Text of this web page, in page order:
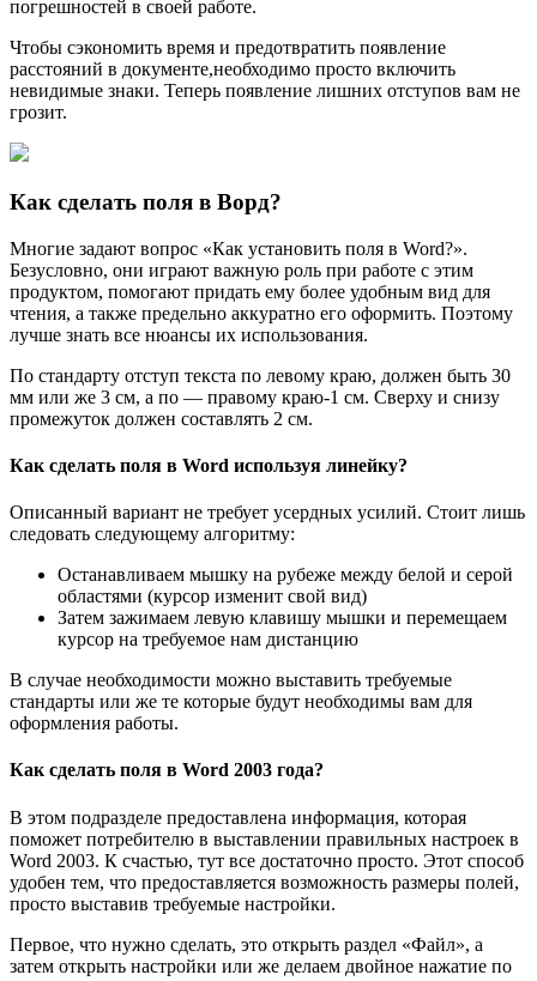
погрешностей в своей работе.
Чтобы сэкономить время и предотвратить появление
расстояний в документе,необходимо просто включить
невидимые знаки. Теперь появление лишних отступов вам не
грозит.
Как сделать поля в Ворд?
Многие задают вопрос «Как установить поля в Word?».
Безусловно, они играют важную роль при работе с этим
продуктом, помогают придать ему более удобным вид для
чтения, а также предельно аккуратно его оформить. Поэтому
лучше знать все нюансы их использования.
По стандарту отступ текста по левому краю, должен быть 30
мм или же 3 см, а по — правому краю-1 см. Сверху и снизу
промежуток должен составлять 2 см.
Как сделать поля в Word используя линейку?
Описанный вариант не требует усердных усилий. Стоит лишь
следовать следующему алгоритму:
Останавливаем мышку на рубеже между белой и серой
областями (курсор изменит свой вид)
Затем зажимаем левую клавишу мышки и перемещаем
курсор на требуемое нам дистанцию
В случае необходимости можно выставить требуемые
стандарты или же те которые будут необходимы вам для
оформления работы.
Как сделать поля в Word 2003 года?
В этом подразделе предоставлена информация, которая
поможет потребителю в выставлении правильных настроек в
Word 2003. К счастью, тут все достаточно просто. Этот способ
удобен тем, что предоставляется возможность размеры полей,
просто выставив требуемые настройки.
Первое, что нужно сделать, это открыть раздел «Файл», а
затем открыть настройки или же делаем двойное нажатие по